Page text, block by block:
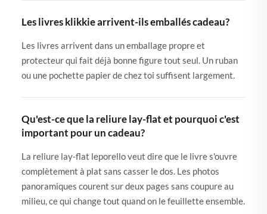
Les livres klikkie arrivent-ils emballés cadeau?
Les livres arrivent dans un emballage propre et
protecteur qui fait déjà bonne figure tout seul. Un ruban
ou une pochette papier de chez toi suffisent largement.
Qu'est-ce que la reliure lay-flat et pourquoi c'est
important pour un cadeau?
La reliure lay-flat leporello veut dire que le livre s'ouvre
complètement à plat sans casser le dos. Les photos
panoramiques courent sur deux pages sans coupure au
milieu, ce qui change tout quand on le feuillette ensemble.